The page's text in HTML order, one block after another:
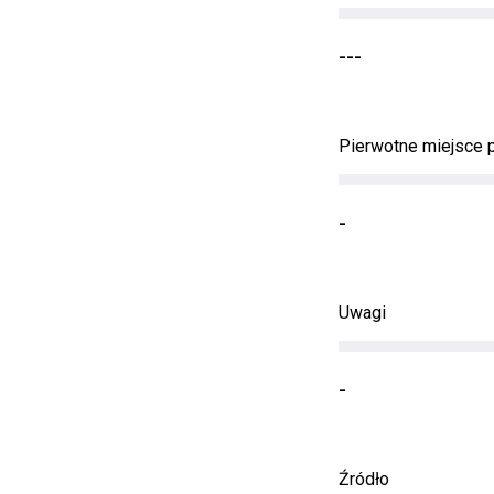
---
Pierwotne miejsce
-
Uwagi
-
Źródło